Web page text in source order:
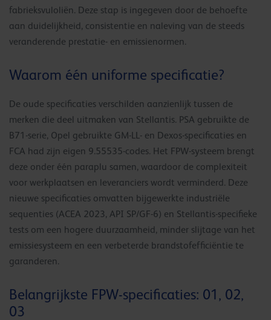
fabrieksvuloliën. Deze stap is ingegeven door de behoefte
aan duidelijkheid, consistentie en naleving van de steeds
veranderende prestatie- en emissienormen.
Waarom één uniforme specificatie?
De oude specificaties verschilden aanzienlijk tussen de
merken die deel uitmaken van Stellantis. PSA gebruikte de
B71-serie, Opel gebruikte GM-LL- en Dexos-specificaties en
FCA had zijn eigen 9.55535-codes. Het FPW-systeem brengt
deze onder één paraplu samen, waardoor de complexiteit
voor werkplaatsen en leveranciers wordt verminderd. Deze
nieuwe specificaties omvatten bijgewerkte industriële
sequenties (ACEA 2023, API SP/GF-6) en Stellantis-specifieke
tests om een hogere duurzaamheid, minder slijtage van het
emissiesysteem en een verbeterde brandstofefficiëntie te
garanderen.
Belangrijkste FPW-specificaties: 01, 02,
03